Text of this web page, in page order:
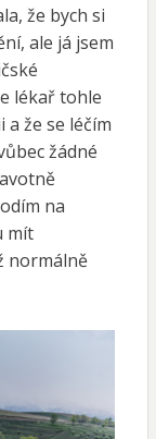
že bych si
ale já jsem
lékař tohle
a že se léčím
žádné
na
mít
normálně